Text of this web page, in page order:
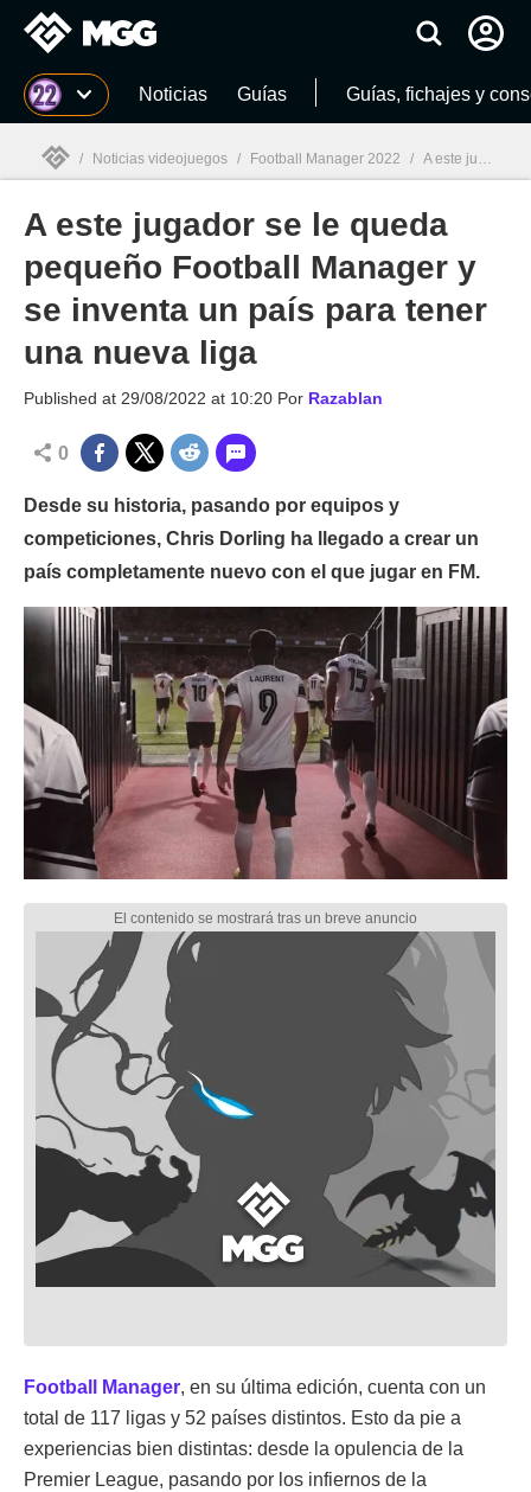
MGG Noticias Guías Guías, fichajes y
MGG
/ Noticias videojuegos / Football Manager 2022 / A este jugador se le queda pequeño Football Manager y se inventa un país para tener una nueva liga
A este jugador se le queda
pequeño Football Manager y
se inventa un país para tener
una nueva liga
Published at 29/08/2022 at 10:20 Por Razablan
0
Desde su historia, pasando por equipos y
competiciones, Chris Dorling ha llegado a crear un
país completamente nuevo con el que jugar en FM.
Football Manager, en su última edición, cuenta con un
total de 117 ligas y 52 países distintos. Esto da pie a
experiencias bien distintas: desde la opulencia de la
Premier League, pasando por los infiernos de la